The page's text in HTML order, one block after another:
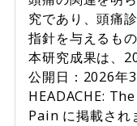
究であり、頭痛
指針を与えるもの
本研究成果は、
公開日：2026年
HEADACHE:
Pain に掲載され